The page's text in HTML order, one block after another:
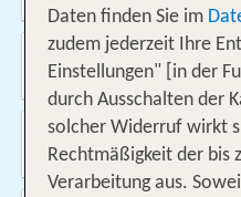
Von wo?
Schweiz
Wann & wie lange?
08.08.2026 -
Daten finden Sie im
zudem jederzeit Ihre
Einstellungen" [in der
durch Ausschalten der
solcher Widerruf wirkt
Rechtmäßigkeit der
Verarbeitung aus.